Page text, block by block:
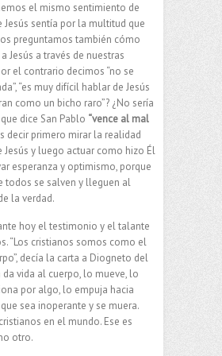
el mismo sentimiento de
Jesús sentía por la multitud que
preguntamos también cómo
Jesús a través de nuestras
el contrario decimos “no se
“es muy difícil hablar de Jesús
como un bicho raro”? ¿No sería
dice San Pablo “vence al mal
decir primero mirar la realidad
Jesús y luego actuar como hizo Él
esperanza y optimismo, porque
todos se salven y lleguen al
la verdad.
hoy el testimonio y el talante
“Los cristianos somos como el
decía la carta a Diogneto del
da vida al cuerpo, lo mueve, lo
por algo, lo empuja hacia
sea inoperante y se muera.
en el mundo. Ese es
otro.